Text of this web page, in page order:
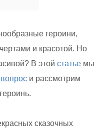
героини,
и красотой. Но
В этой статье мы
вопрос и рассмотрим
сказочных